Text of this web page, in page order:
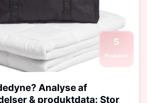
5
Produkter
Analyse af
& produktdata: Stor